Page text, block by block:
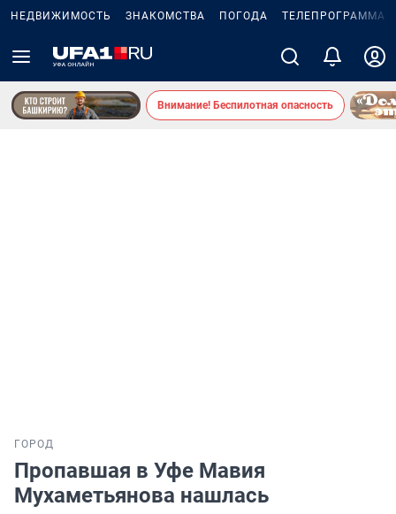
НЕДВИЖИМОСТЬ ЗНАКОМСТВА ПОГОДА ТЕЛЕПРОГРАММА
Внимание! Беспилотная опасность
ГОРОД
Пропавшая в Уфе Мавия
Мухаметьянова нашлась